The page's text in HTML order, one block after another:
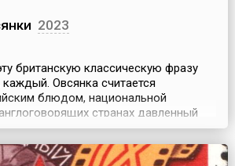
2023
британскую классическую фразу
Овсянка считается
блюдом, национальной
странах давленный
известен под названием
(англ. Quakers oats). Так же
из хлопьев. Однако не только